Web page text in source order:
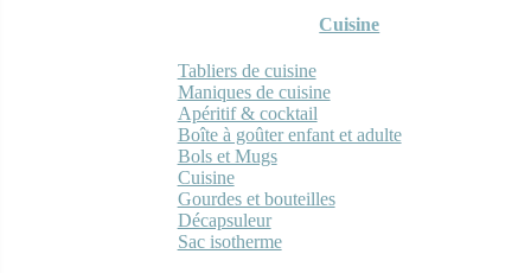
Cuisine
Tabliers de cuisine
Maniques de cuisine
Apéritif & cocktail
Boîte à goûter enfant et adulte
Bols et Mugs
Cuisine
Gourdes et bouteilles
Décapsuleur
Sac isotherme